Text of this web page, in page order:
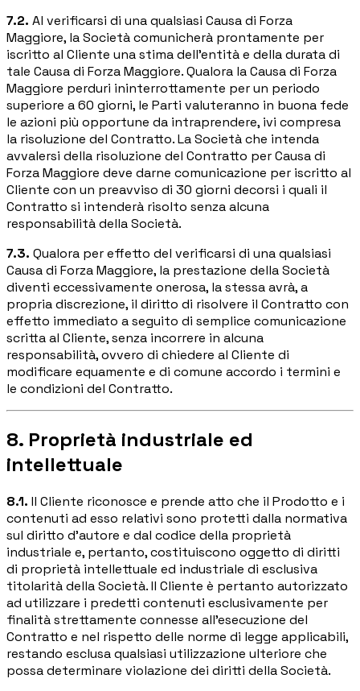
7.2. Al verificarsi di una qualsiasi Causa di Forza
Maggiore, la Società comunicherà prontamente per
iscritto al Cliente una stima dell'entità e della durata di
tale Causa di Forza Maggiore. Qualora la Causa di Forza
Maggiore perduri ininterrottamente per un periodo
superiore a 60 giorni, le Parti valuteranno in buona fede
le azioni più opportune da intraprendere, ivi compresa
la risoluzione del Contratto. La Società che intenda
avvalersi della risoluzione del Contratto per Causa di
Forza Maggiore deve darne comunicazione per iscritto al
Cliente con un preavviso di 30 giorni decorsi i quali il
Contratto si intenderà risolto senza alcuna
responsabilità della Società.
7.3. Qualora per effetto del verificarsi di una qualsiasi
Causa di Forza Maggiore, la prestazione della Società
diventi eccessivamente onerosa, la stessa avrà, a
propria discrezione, il diritto di risolvere il Contratto con
effetto immediato a seguito di semplice comunicazione
scritta al Cliente, senza incorrere in alcuna
responsabilità, ovvero di chiedere al Cliente di
modificare equamente e di comune accordo i termini e
le condizioni del Contratto.
8. Proprietà industriale ed
intellettuale
8.1. Il Cliente riconosce e prende atto che il Prodotto e i
contenuti ad esso relativi sono protetti dalla normativa
sul diritto d'autore e dal codice della proprietà
industriale e, pertanto, costituiscono oggetto di diritti
di proprietà intellettuale ed industriale di esclusiva
titolarità della Società. Il Cliente è pertanto autorizzato
ad utilizzare i predetti contenuti esclusivamente per
finalità strettamente connesse all'esecuzione del
Contratto e nel rispetto delle norme di legge applicabili,
restando esclusa qualsiasi utilizzazione ulteriore che
possa determinare violazione dei diritti della Società.